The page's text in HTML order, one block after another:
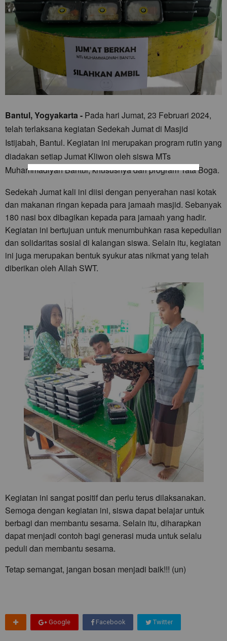
Bantul, Yogyakarta - Pada hari Jumat, 23 Februari 2024,
telah terlaksana kegiatan Sedekah Jumat di Masjid
Istijabah, Bantul. Kegiatan ini merupakan program rutin yang
diadakan setiap Jumat Kliwon oleh siswa MTs
Muhammadiyah Bantul, khususnya dari program Tata Boga.
Sedekah Jumat kali ini diisi dengan penyerahan nasi kotak
dan makanan ringan kepada para jamaah masjid. Sebanyak
180 nasi box dibagikan kepada para jamaah yang hadir.
Kegiatan ini bertujuan untuk menumbuhkan rasa kepedulian
dan solidaritas sosial di kalangan siswa. Selain itu, kegiatan
ini juga merupakan bentuk syukur atas nikmat yang telah
diberikan oleh Allah SWT.
Kegiatan ini sangat positif dan perlu terus dilaksanakan.
Semoga dengan kegiatan ini, siswa dapat belajar untuk
berbagi dan membantu sesama. Selain itu, diharapkan
dapat menjadi contoh bagi generasi muda untuk selalu
peduli dan membantu sesama.
Tetap semangat, jangan bosan menjadi baik!!! (un)
Google Facebook Twitter